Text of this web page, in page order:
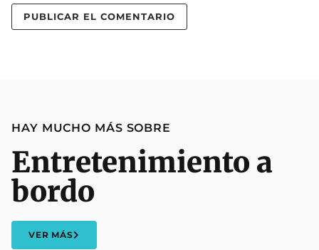
HAY MUCHO MÁS SOBRE
Entretenimiento a
bordo
VER MÁS